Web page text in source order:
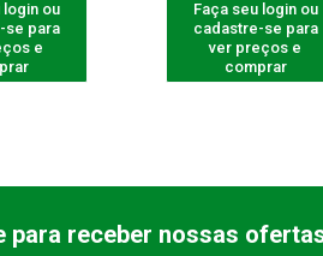
login ou
se para
e
Faça seu login ou
cadastre-se para
ver preços e
comprar
para receber nossas